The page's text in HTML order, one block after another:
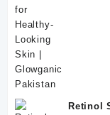
Retinol